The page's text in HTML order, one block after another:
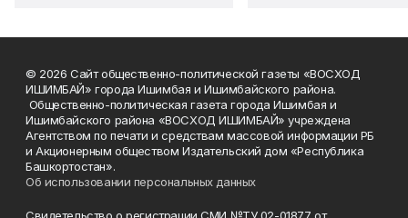
© 2026 Сайт общественно-политической газеты «ВОСХОД
ИШИМБАЙ» города Ишимбая и Ишимбайского района.
Общественно-политическая газета города Ишимбая и
Ишимбайского района «ВОСХОД ИШИМБАЙ» учреждена
Агентством по печати и средствам массовой информации РБ
и Акционерным обществом Издательский дом «Республика
Башкортостан».
Об использовании персональных данных